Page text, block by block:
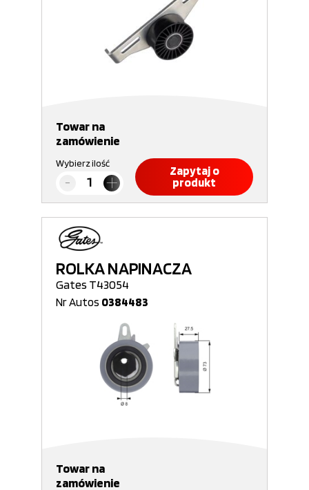
Towar na
zamówienie
Wybierz ilość
Zapytaj o
produkt
ROLKA NAPINACZA
Gates T43054
Nr Autos 0384483
Towar na
zamówienie